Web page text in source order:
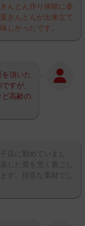
んとん作り体験に参
きんとんが出来立て
しかったです。
頂いた
すが、
高齢の
店に勤めていまし
した栗を荒く裏ごし
す。得意な素材でし